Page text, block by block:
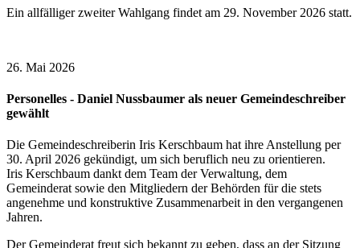
Ein allfälliger zweiter Wahlgang findet am 29. November 2026 statt.
26. Mai 2026
Personelles - Daniel Nussbaumer als neuer Gemeindeschreiber
gewählt
Die Gemeindeschreiberin Iris Kerschbaum hat ihre Anstellung per
30. April 2026 gekündigt, um sich beruflich neu zu orientieren.
Iris Kerschbaum dankt dem Team der Verwaltung, dem
Gemeinderat sowie den Mitgliedern der Behörden für die stets
angenehme und konstruktive Zusammenarbeit in den vergangenen
Jahren.
Der Gemeinderat freut sich bekannt zu geben, dass an der Sitzung